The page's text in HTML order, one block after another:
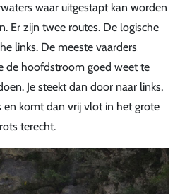
waar uitgestapt kan worden
Er zijn twee routes. De logische
links. De meeste vaarders
de hoofdstroom goed weet te
Je steekt dan door naar links,
en komt dan vrij vlot in het grote
terecht.